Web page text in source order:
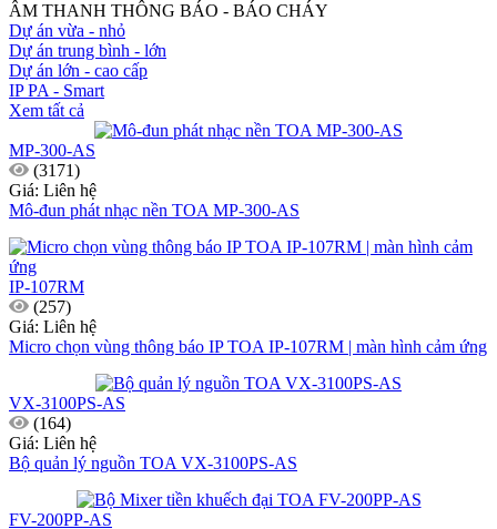
ÂM THANH THÔNG BÁO - BÁO CHÁY
Dự án vừa - nhỏ
Dự án trung bình - lớn
Dự án lớn - cao cấp
IP PA - Smart
Xem tất cả
MP-300-AS
(3171)
Giá: Liên hệ
Mô-đun phát nhạc nền TOA MP-300-AS
IP-107RM
(257)
Giá: Liên hệ
Micro chọn vùng thông báo IP TOA IP-107RM | màn hình cảm ứng
VX-3100PS-AS
(164)
Giá: Liên hệ
Bộ quản lý nguồn TOA VX-3100PS-AS
FV-200PP-AS